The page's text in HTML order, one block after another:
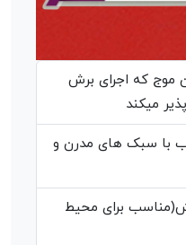
که اجرای برش
میکند
با سبک های مدرن و
برای محیط